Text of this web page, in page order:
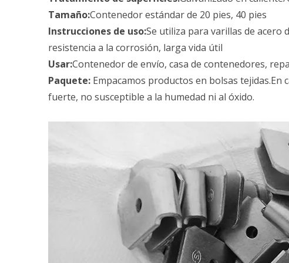
Tamaño:Contenedor estándar de 20 pies, 40 pies
Instrucciones de uso:Se utiliza para varillas de
resistencia a la corrosión, larga vida útil
Usar:Contenedor de envío, casa de contenedores,
Paquete: Empacamos productos en bolsas tejidas.En
fuerte, no susceptible a la humedad ni al óxido.